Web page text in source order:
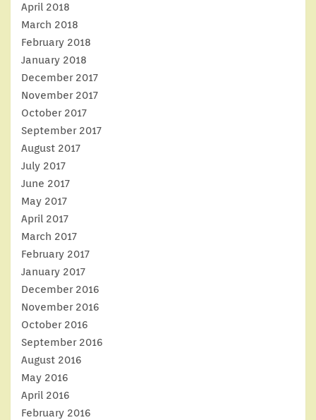
April 2018
March 2018
February 2018
January 2018
December 2017
November 2017
October 2017
September 2017
August 2017
July 2017
June 2017
May 2017
April 2017
March 2017
February 2017
January 2017
December 2016
November 2016
October 2016
September 2016
August 2016
May 2016
April 2016
February 2016